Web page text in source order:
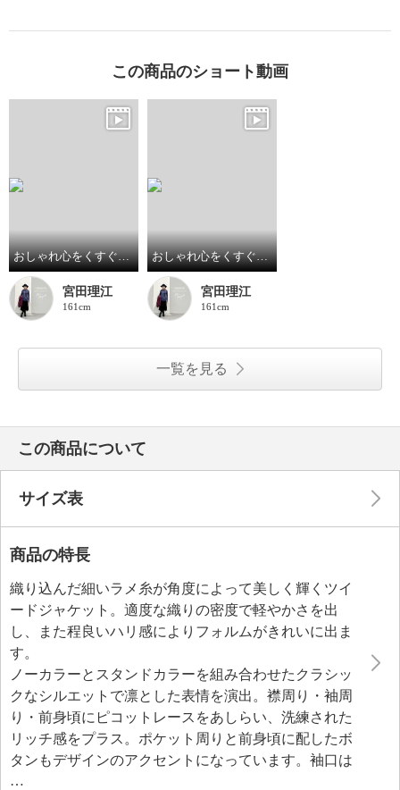
この商品のショート動画
おしゃれ心をくすぐるオケージョンスタイル
宮田理江
161cm
おしゃれ心をくすぐるオケージョンスタイル
宮田理江
161cm
一覧を見る
この商品について
サイズ表
商品の特長
織り込んだ細いラメ糸が角度によって美しく輝くツイ
ードジャケット。適度な織りの密度で軽やかさを出
し、また程良いハリ感によりフォルムがきれいに出ま
す。
ノーカラーとスタンドカラーを組み合わせたクラシッ
クなシルエットで凛とした表情を演出。襟周り・袖周
り・前身頃にピコットレースをあしらい、洗練された
リッチ感をプラス。ポケット周りと前身頃に配したボ
タンもデザインのアクセントになっています。袖口は
本開きで、カフスを折り返すことも可能。デニムなど